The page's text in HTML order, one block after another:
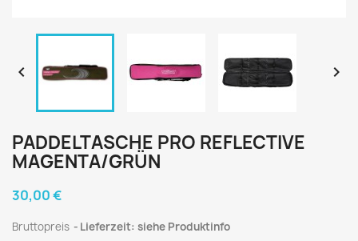
 
PADDELTASCHE PRO REFLECTIVE
MAGENTA/GRÜN
30,00 €
Bruttopreis Lieferzeit: siehe Produktinfo